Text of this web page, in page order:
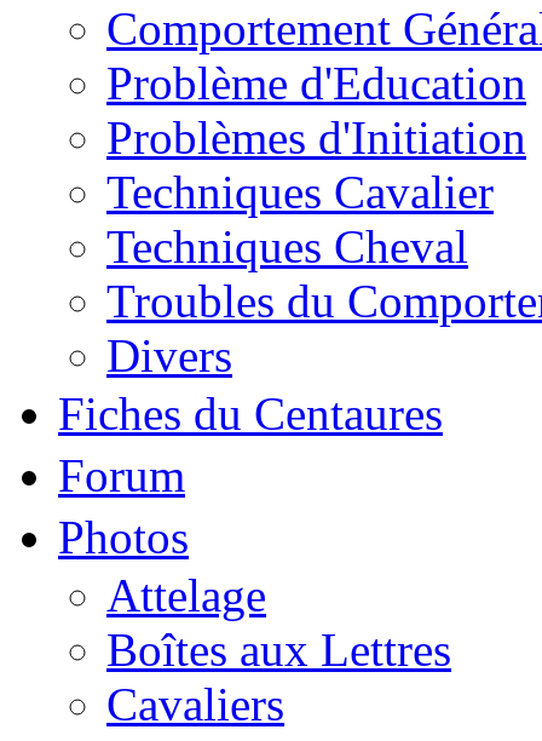
Comportement
Problème d'Education
Problèmes d'Initiation
Techniques Cavalier
Techniques Cheval
Troubles du
Divers
Fiches du Centaures
Forum
Photos
Attelage
Boîtes aux Lettres
Cavaliers